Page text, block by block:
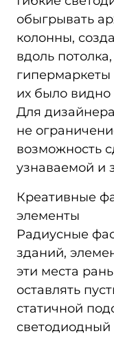
обыгрывать
колонны,
вдоль
гипермаркеты
их было видно
Для
не
возможность
узнаваемой и
Креативные
элементы
Радиусные
зданий,
эти места
оставлять
статичной
светодиодный